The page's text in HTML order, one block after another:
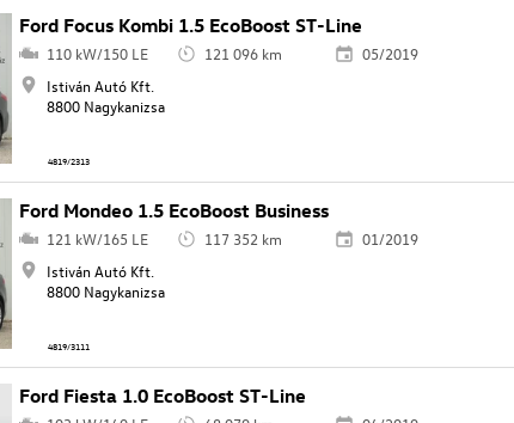
Ford Focus Kombi 1.5 EcoBoost ST-Line
110 kW/150 LE 121 096 km
05/2019
Istiván Autó Kft.
8800 Nagykanizsa
4819/2313
Ford Mondeo 1.5 EcoBoost Business
121 kW/165 LE 117 352 km
01/2019
Istiván Autó Kft.
8800 Nagykanizsa
4819/3111
Ford Fiesta 1.0 EcoBoost ST-Line